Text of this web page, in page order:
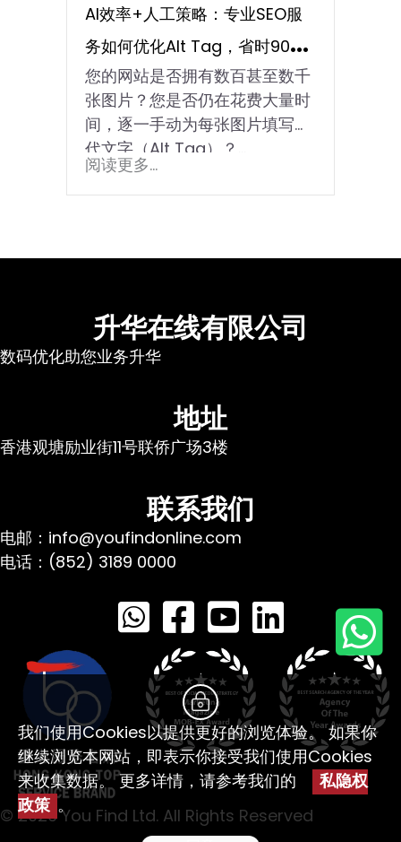
AI效率+人工策略：专业SEO服
务如何优化Alt Tag，省时90%
并提升搜索流量
您的网站是否拥有数百甚至数千
张图片？您是否仍在花费大量时
间，逐一手动为每张图片填写替
代文字（Alt Tag）？…
阅读更多...
升华在线有限公司
数码优化助您业务升华
地址
香港观塘励业街11号联侨广场3楼
联系我们
电邮：info@youfindonline.com
电话：(852) 3189 0000
© 2026 You Find Ltd. All Rights Reserved
我们使用Cookies以提供更好的浏览体验。 如果你
继续浏览本网站，即表示你接受我们使用Cookies
来收集数据。 更多详情，请参考我们的
私隐权
政策 。